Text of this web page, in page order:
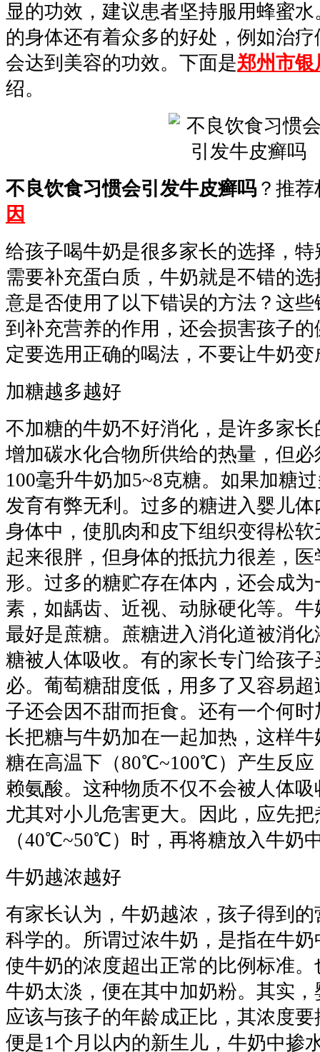
显的功效，建议患者坚持服用蜂蜜
的身体还有着众多的好处，例如治
会达到美容的功效。下面是郑州市
绍。
不良饮食习惯会引发牛皮癣吗 ？推
因
给孩子喝牛奶是很多家长的选择，
需要补充蛋白质，牛奶就是不错的
意是否使用了以下错误的方法？这
到补充营养的作用，还会损害孩子
定要选用正确的喝法，不要让牛奶
加糖越多越好
不加糖的牛奶不好消化，是许多家
增加碳水化合物所供给的热量，但
100毫升牛奶加5~8克糖。如果加糖
发育有弊无利。过多的糖进入婴儿
身体中，使肌肉和皮下组织变得松
起来很胖，但身体的抵抗力很差，
形。过多的糖贮存在体内，还会成
素，如龋齿、近视、动脉硬化等。
最好是蔗糖。蔗糖进入消化道被消
糖被人体吸收。有的家长专门给孩
必。葡萄糖甜度低，用多了又容易
子还会因不甜而拒食。还有一个何
长把糖与牛奶加在一起加热，这样
糖在高温下（80℃~100℃）产生反应
赖氨酸。这种物质不仅不会被人体
尤其对小儿危害更大。因此，应先
（40℃~50℃）时，再将糖放入牛奶
牛奶越浓越好
有家长认为，牛奶越浓，孩子得到
科学的。所谓过浓牛奶，是指在牛
使牛奶的浓度超出正常的比例标准
牛奶太淡，便在其中加奶粉。其实
应该与孩子的年龄成正比，其浓度
便是1个月以内的新生儿，牛奶中掺